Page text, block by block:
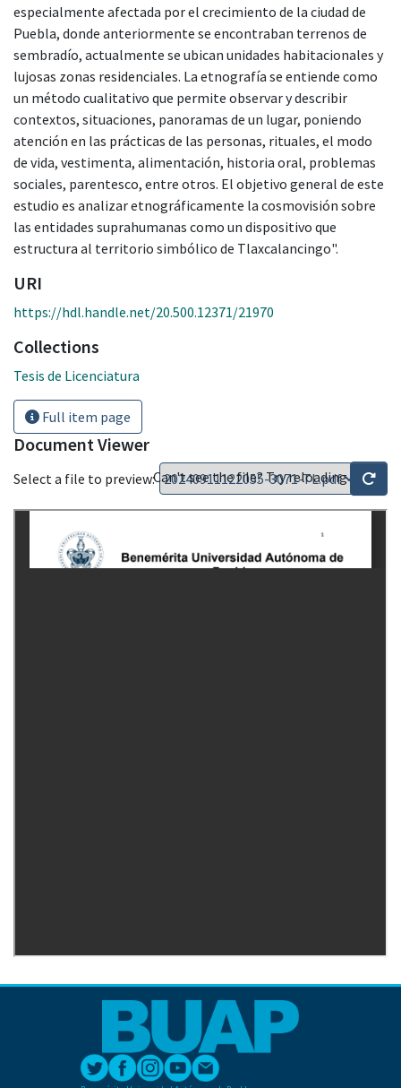
especialmente afectada por el crecimiento de la ciudad de
Puebla, donde anteriormente se encontraban terrenos de
sembradío, actualmente se ubican unidades habitacionales y
lujosas zonas residenciales. La etnografía se entiende como
un método cualitativo que permite observar y describir
contextos, situaciones, panoramas de un lugar, poniendo
atención en las prácticas de las personas, rituales, el modo
de vida, vestimenta, alimentación, historia oral, problemas
sociales, parentesco, entre otros. El objetivo general de este
estudio es analizar etnográficamente la cosmovisión sobre
las entidades suprahumanas como un dispositivo que
estructura al territorio simbólico de Tlaxcalancingo".
URI
https://hdl.handle.net/20.500.12371/21970
Collections
Tesis de Licenciatura
Full item page
Document Viewer
Select a file to preview:Can't see the file? Try reloading